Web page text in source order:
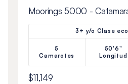
Moorings 5000 -
3+ y/o Clase
5
Camarotes
50'6"
Longitud
$11,149